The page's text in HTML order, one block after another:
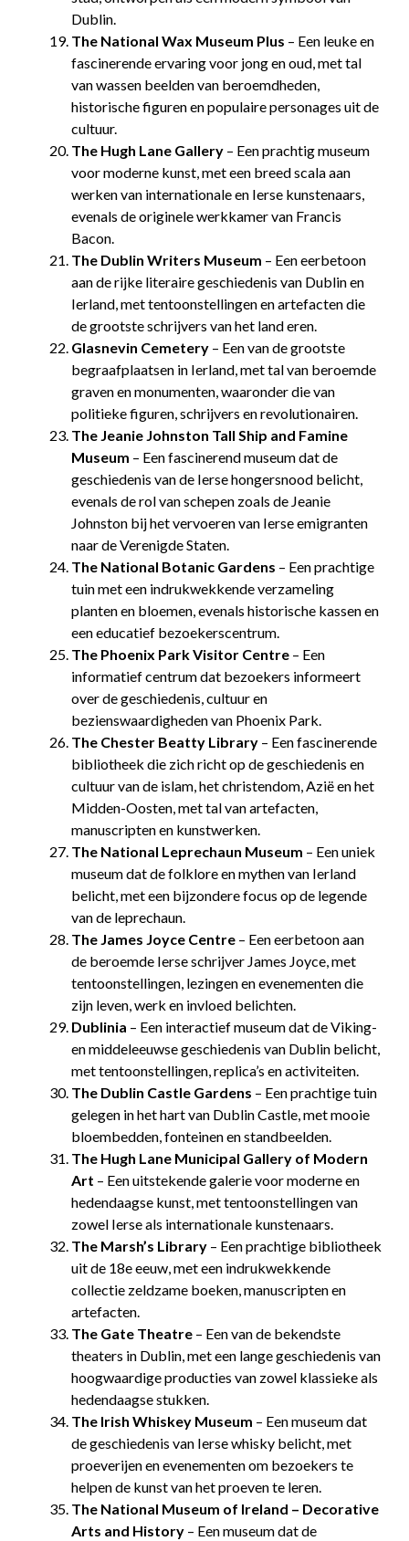
Dublin.
The National Wax Museum Plus – Een leuke en
fascinerende ervaring voor jong en oud, met tal
van wassen beelden van beroemdheden,
historische figuren en populaire personages uit de
cultuur.
The Hugh Lane Gallery – Een prachtig museum
voor moderne kunst, met een breed scala aan
werken van internationale en Ierse kunstenaars,
evenals de originele werkkamer van Francis
Bacon.
The Dublin Writers Museum – Een eerbetoon
aan de rijke literaire geschiedenis van Dublin en
Ierland, met tentoonstellingen en artefacten die
de grootste schrijvers van het land eren.
Glasnevin Cemetery – Een van de grootste
begraafplaatsen in Ierland, met tal van beroemde
graven en monumenten, waaronder die van
politieke figuren, schrijvers en revolutionairen.
The Jeanie Johnston Tall Ship and Famine
Museum – Een fascinerend museum dat de
geschiedenis van de Ierse hongersnood belicht,
evenals de rol van schepen zoals de Jeanie
Johnston bij het vervoeren van Ierse emigranten
naar de Verenigde Staten.
The National Botanic Gardens – Een prachtige
tuin met een indrukwekkende verzameling
planten en bloemen, evenals historische kassen en
een educatief bezoekerscentrum.
The Phoenix Park Visitor Centre – Een
informatief centrum dat bezoekers informeert
over de geschiedenis, cultuur en
bezienswaardigheden van Phoenix Park.
The Chester Beatty Library – Een fascinerende
bibliotheek die zich richt op de geschiedenis en
cultuur van de islam, het christendom, Azië en het
Midden-Oosten, met tal van artefacten,
manuscripten en kunstwerken.
The National Leprechaun Museum – Een uniek
museum dat de folklore en mythen van Ierland
belicht, met een bijzondere focus op de legende
van de leprechaun.
The James Joyce Centre – Een eerbetoon aan
de beroemde Ierse schrijver James Joyce, met
tentoonstellingen, lezingen en evenementen die
zijn leven, werk en invloed belichten.
Dublinia – Een interactief museum dat de Viking-
en middeleeuwse geschiedenis van Dublin belicht,
met tentoonstellingen, replica’s en activiteiten.
The Dublin Castle Gardens – Een prachtige tuin
gelegen in het hart van Dublin Castle, met mooie
bloembedden, fonteinen en standbeelden.
The Hugh Lane Municipal Gallery of Modern
Art – Een uitstekende galerie voor moderne en
hedendaagse kunst, met tentoonstellingen van
zowel Ierse als internationale kunstenaars.
The Marsh’s Library – Een prachtige bibliotheek
uit de 18e eeuw, met een indrukwekkende
collectie zeldzame boeken, manuscripten en
artefacten.
The Gate Theatre – Een van de bekendste
theaters in Dublin, met een lange geschiedenis van
hoogwaardige producties van zowel klassieke als
hedendaagse stukken.
The Irish Whiskey Museum – Een museum dat
de geschiedenis van Ierse whisky belicht, met
proeverijen en evenementen om bezoekers te
helpen de kunst van het proeven te leren.
The National Museum of Ireland – Decorative
Arts and History – Een museum dat de